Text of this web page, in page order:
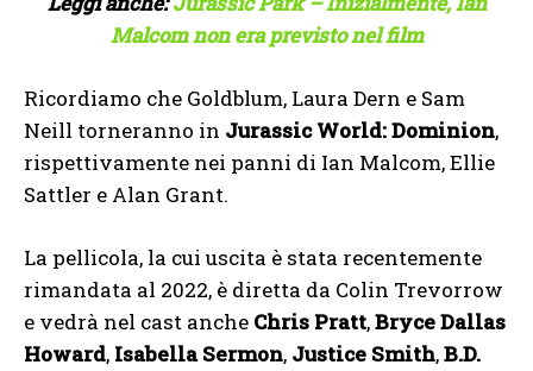
Malcom non era previsto nel film
Ricordiamo che Goldblum, Laura Dern e Sam
Neill torneranno in Jurassic World: Dominion,
rispettivamente nei panni di Ian Malcom, Ellie
Sattler e Alan Grant.
La pellicola, la cui uscita è stata recentemente
rimandata al 2022, è diretta da Colin Trevorrow
e vedrà nel cast anche Chris Pratt,Bryce Dallas
Howard, Isabella Sermon, Justice Smith,B.D.